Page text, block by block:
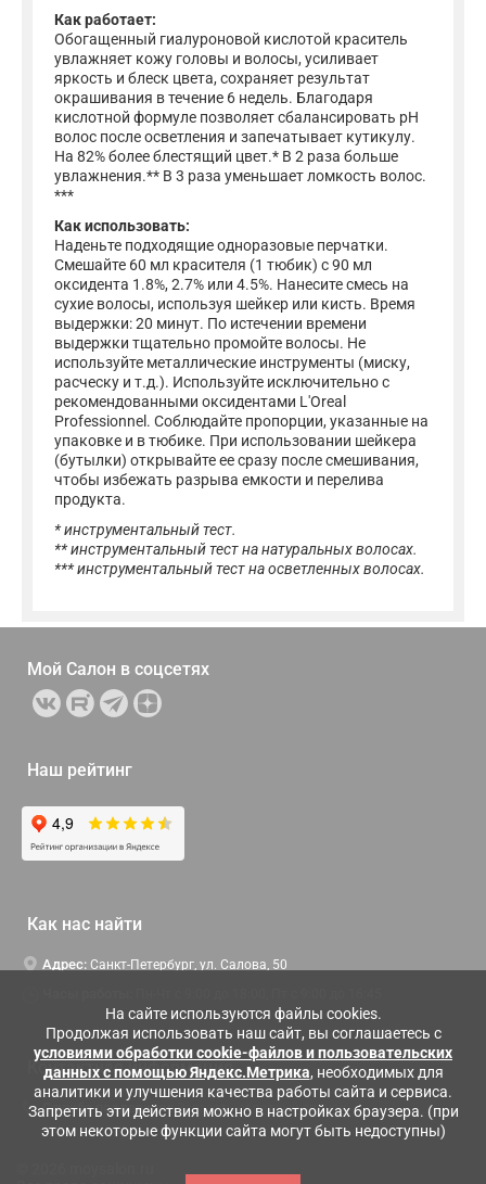
На сайте используются файлы cookies.
Продолжая использовать наш сайт, вы соглашаетесь с
условиями обработки cookie-файлов и пользовательских
данных с помощью Яндекс.Метрика, необходимых для
аналитики и улучшения качества работы сайта и сервиса.
Запретить эти действия можно в настройках браузера. (при
этом некоторые функции сайта могут быть недоступны)
Как работает:
Обогащенный гиалуроновой кислотой краситель
увлажняет кожу головы и волосы, усиливает
яркость и блеск цвета, сохраняет результат
окрашивания в течение 6 недель. Благодаря
кислотной формуле позволяет сбалансировать pH
волос после осветления и запечатывает кутикулу.
На 82% более блестящий цвет.* В 2 раза больше
увлажнения.** В 3 раза уменьшает ломкость волос.
***
Как использовать:
Наденьте подходящие одноразовые перчатки.
Смешайте 60 мл красителя (1 тюбик) с 90 мл
оксидента 1.8%, 2.7% или 4.5%. Нанесите смесь на
сухие волосы, используя шейкер или кисть. Время
выдержки: 20 минут. По истечении времени
выдержки тщательно промойте волосы. Не
используйте металлические инструменты (миску,
расческу и т.д.). Используйте исключительно с
рекомендованными оксидентами L'Oreal
Professionnel. Соблюдайте пропорции, указанные на
упаковке и в тюбике. При использовании шейкера
(бутылки) открывайте ее сразу после смешивания,
чтобы избежать разрыва емкости и перелива
продукта.
* инструментальный тест.
** инструментальный тест на натуральных волосах.
*** инструментальный тест на осветленных волосах.
Мой Салон в соцсетях
Наш рейтинг
Как нас найти
Адрес: Санкт-Петербург, ул. Салова, 50
Контактная информация
Служба поддержки: Заказать обратный звонок